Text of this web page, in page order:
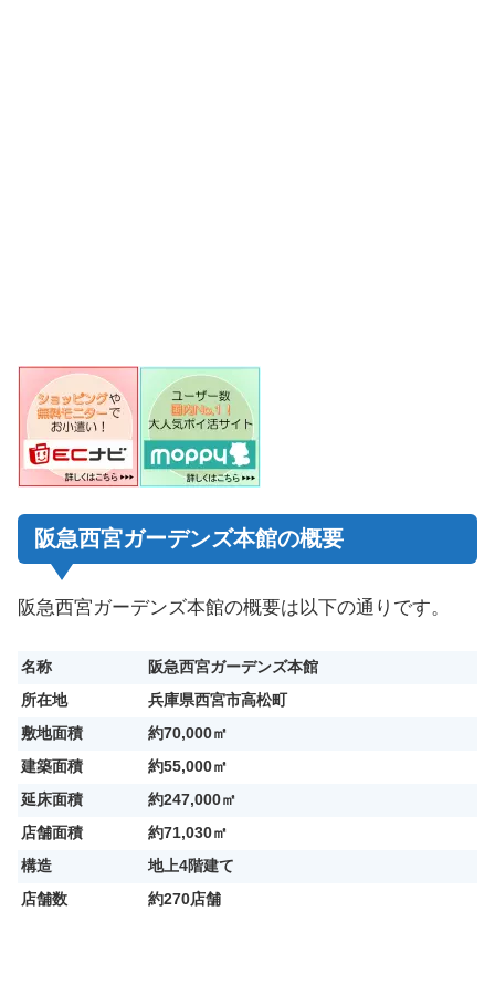
阪急西宮ガーデンズ本館の概要
阪急西宮ガーデンズ本館の概要は以下の通りです。
名称
阪急西宮ガーデンズ本館
所在地
兵庫県西宮市高松町
敷地面積
約70,000㎡
建築面積
約55,000㎡
延床面積
約247,000㎡
店舗面積
約71,030㎡
構造
地上4階建て
店舗数
約270店舗